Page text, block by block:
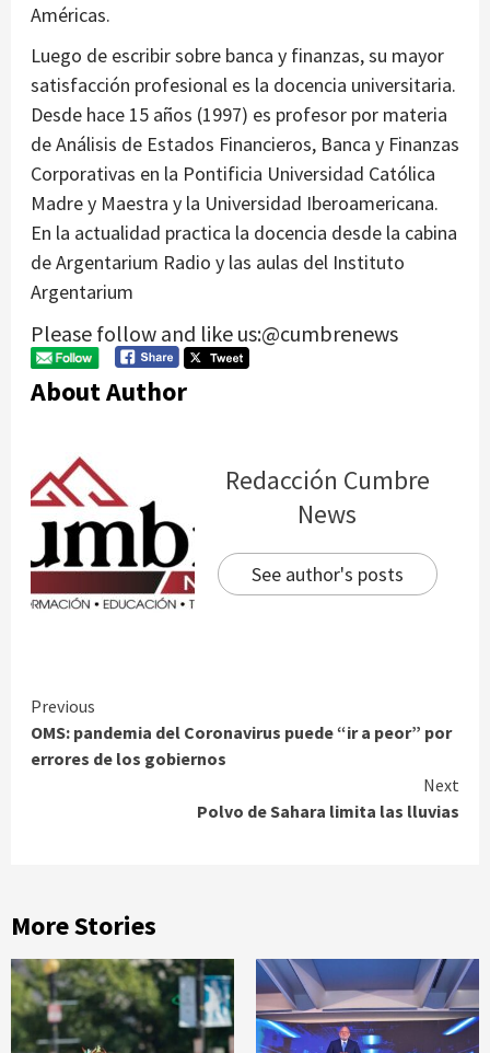
Américas.
Luego de escribir sobre banca y finanzas, su mayor
satisfacción profesional es la docencia universitaria.
Desde hace 15 años (1997) es profesor por materia
de Análisis de Estados Financieros, Banca y Finanzas
Corporativas en la Pontificia Universidad Católica
Madre y Maestra y la Universidad Iberoamericana.
En la actualidad practica la docencia desde la cabina
de Argentarium Radio y las aulas del Instituto
Argentarium
Please follow and like us:@cumbrenews
About Author
Redacción Cumbre
News
See author's posts
Continue
Reading
Previous
OMS: pandemia del Coronavirus puede “ir a peor” por
errores de los gobiernos
Next
Polvo de Sahara limita las lluvias
More Stories